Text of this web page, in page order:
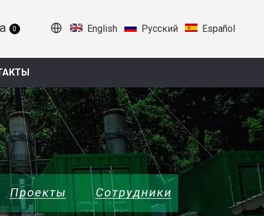
0 English Pусский Español